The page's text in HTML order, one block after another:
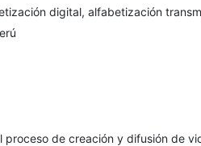
digital, alfabetización
proceso de creación y difusión de